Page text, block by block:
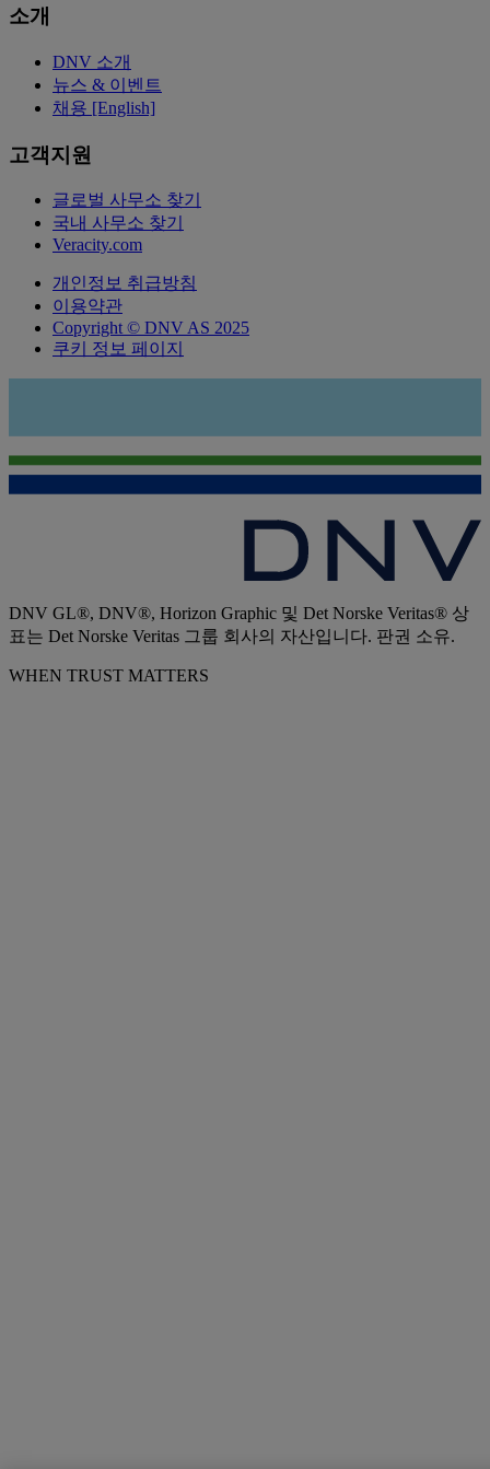
소개
DNV 소개
뉴스 & 이벤트
채용 [English]
고객지원
글로벌 사무소 찾기
국내 사무소 찾기
Veracity.com
개인정보 취급방침
이용약관
Copyright © DNV AS 2025
쿠키 정보 페이지
DNV GL®, DNV®, Horizon Graphic 및 Det Norske Veritas® 상
표는 Det Norske Veritas 그룹 회사의 자산입니다. 판권 소유.
WHEN TRUST MATTERS